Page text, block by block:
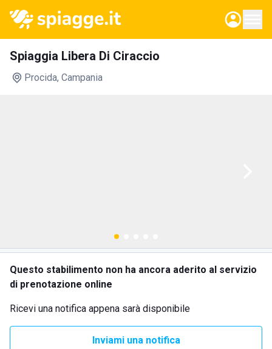
Spiaggia Libera Di Ciraccio
Procida, Campania
Questo stabilimento non ha ancora aderito al servizio
di prenotazione online
Ricevi una notifica appena sarà disponibile
Inviami una notifica